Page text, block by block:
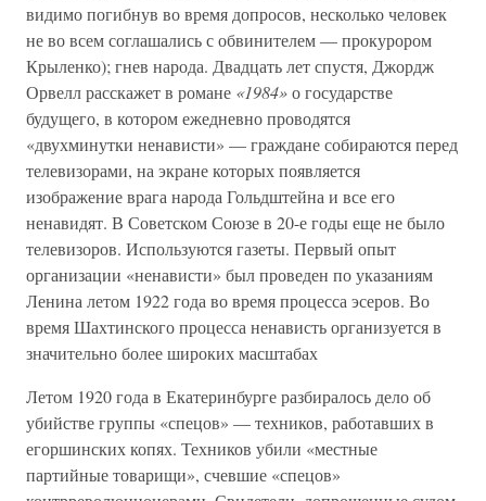
видимо погибнув во время допросов, несколько человек
не во всем соглашались с обвинителем — прокурором
Крыленко); гнев народа. Двадцать лет спустя, Джордж
Орвелл расскажет в романе «1984»о государстве
будущего, в котором ежедневно проводятся
«двухминутки ненависти» — граждане собираются перед
телевизорами, на экране которых появляется
изображение врага народа Гольдштейна и все его
ненавидят. В Советском Союзе в 20-е годы еще не было
телевизоров. Используются газеты. Первый опыт
организации «ненависти» был проведен по указаниям
Ленина летом 1922 года во время процесса эсеров. Во
время Шахтинского процесса ненависть организуется в
значительно более широких масштабах
Летом 1920 года в Екатеринбурге разбиралось дело об
убийстве группы «спецов» — техников, работавших в
егоршинских копях. Техников убили «местные
партийные товарищи», счевшие «спецов»